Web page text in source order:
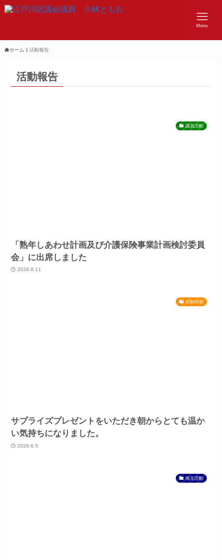
Menu
ホーム 活動報告
活動報告
議員活動
「熟年しあわせ計画及び介護保険事業計画検討委員
会」に出席しました
2026.6.11
活動情報
サプライズプレゼントをいただき朝からとても温か
い気持ちになりました。
2026.6.5
地元活動